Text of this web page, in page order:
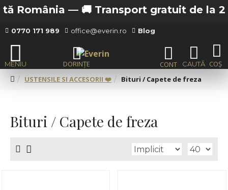
— 🚚 Transport gratuit de la 200 lei in
0770 171 989 office@everin.ro Blog
USTENSILE SI ACCESORII ❤️ Bituri / Capete de freza
Bituri / Capete de freza